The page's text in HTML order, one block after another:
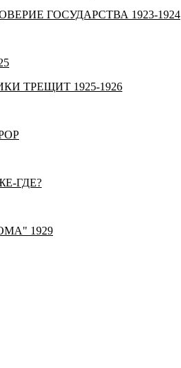
ГОСУДАРСТВА 1923-1924
ТРЕЩИТ 1925-1926
ГДЕ?
1929